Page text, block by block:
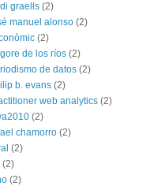
graells (2)
manuel alonso (2)
(2)
de los ríos (2)
de datos (2)
b. evans (2)
web analytics (2)
(2)
chamorro (2)
(2)
(2)
(2)